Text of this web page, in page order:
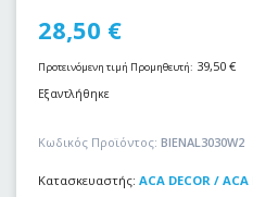
28,50 €
Προτεινόμενη τιμή Προμηθευτή: 39,50 €
Εξαντλήθηκε
Κωδικός Προϊόντος: BIENAL3030W2
Κατασκευαστής: ACA DECOR /